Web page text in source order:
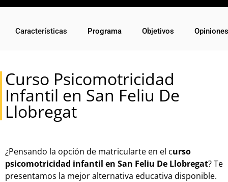
Características Programa Objetivos Opiniones
Curso Psicomotricidad
Infantil en San Feliu De
Llobregat
¿Pensando la opción de matricularte en el curso
psicomotricidad infantil en San Feliu De Llobregat? Te
presentamos la mejor alternativa educativa disponible.